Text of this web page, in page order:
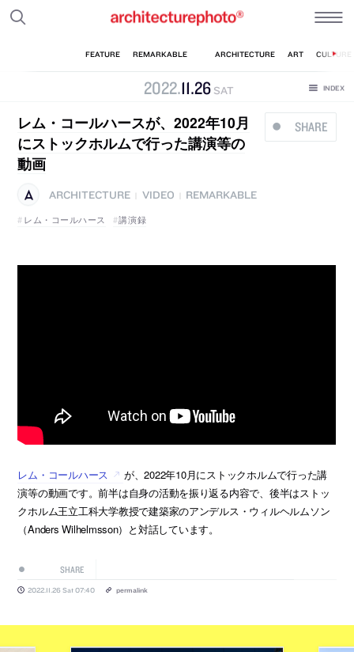
2022.11.26 SAT
SHARE
レム・コールハースが、2022年10月
にストックホルムで行った講演等の
動画
ARCHITECTURE VIDEO
REMARKABLE
レム・コールハース
講演録
レム・コールハース
が、2022年10月にストックホルムで行った講
演等の動画です。前半は自身の活動を振り返る内容で、後半はストッ
クホルム王立工科大学教授で建築家のアンデルス・ウィルヘルムソン
（Anders Wilhelmsson）と対話しています。
SHARE
2022.11.26 Sat 07:40 permalink